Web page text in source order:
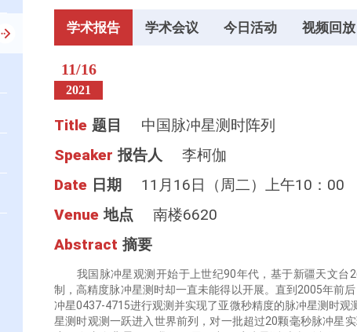
学术报告 学术会议 今日活动 视频回放
11/16
2021
Title 题目
中国脉冲星测时阵列
Speaker 报告人
李柯伽
Date 日期
11月16日（周二）上午10：00
Venue 地点
南楼6620
Abstract 摘要
我国脉冲星观测开始于上世纪90年代，基于新疆天文台
制，高精度脉冲星测时却一直未能得以开展。直到2005年前
冲星0437-4715进行观测并实现了亚微秒精度的脉冲星测时
星测时观测一跃进入世界前列，对一批超过20颗毫秒脉冲星